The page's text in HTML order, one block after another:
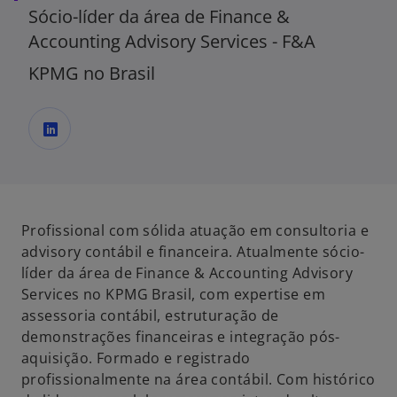
Sócio-líder da área de Finance &
Accounting Advisory Services - F&A
KPMG no Brasil
e
e
m
u
m
a
n
o
Profissional com sólida atuação em consultoria e
advisory contábil e financeira. Atualmente sócio-
líder da área de Finance & Accounting Advisory
Services no KPMG Brasil, com expertise em
assessoria contábil, estruturação de
demonstrações financeiras e integração pós-
aquisição. Formado e registrado
profissionalmente na área contábil. Com histórico